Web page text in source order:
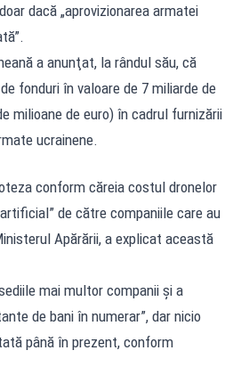
dacă „aprovizionarea armatei
a anunţat, la rândul său, că
fonduri în valoare de 7 miliarde de
milioane de euro) în cadrul furnizării
ucrainene.
conform căreia costul dronelor
de către companiile care au
Apărării, a explicat această
mai multor companii şi a
de bani în numerar”, dar nicio
până în prezent, conform